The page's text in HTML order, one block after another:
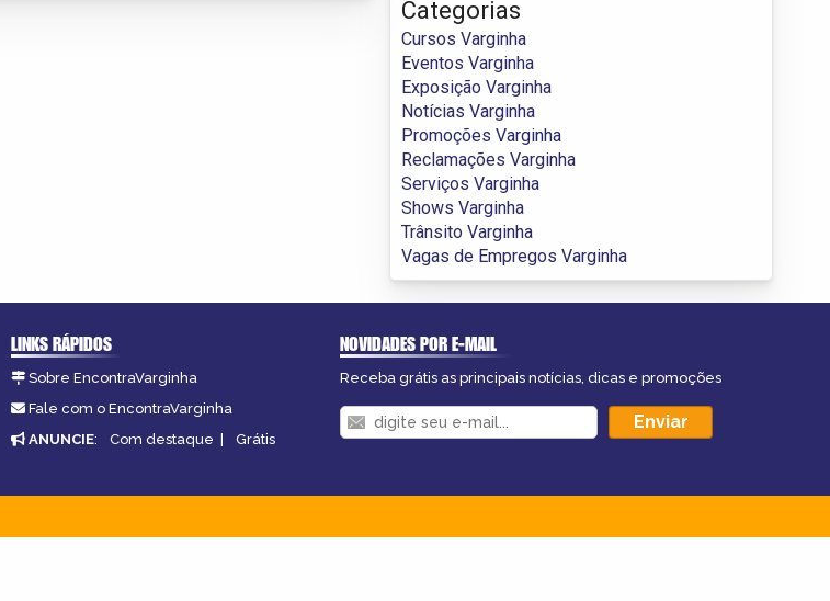
Categorias
Cursos Varginha
Eventos Varginha
Exposição Varginha
Notícias Varginha
Promoções Varginha
Reclamações Varginha
Serviços Varginha
Shows Varginha
Trânsito Varginha
Vagas de Empregos Varginha
LINKS RÁPIDOS
Sobre EncontraVarginha
Fale com o EncontraVarginha
ANUNCIE: Com destaque | Grátis
NOVIDADES POR E-MAIL
Receba grátis as principais notícias, dicas e promoções